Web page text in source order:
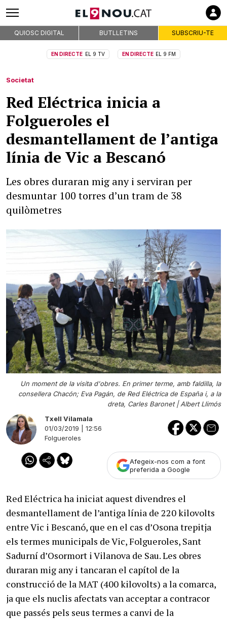
QUIOSC DIGITAL BUTLLETINS SUBSCRIU-TE
EN DIRECTE EL 9 TV EN DIRECTE EL 9 FM
Societat
Red Eléctrica inicia a
Folgueroles el
desmantellament de l’antiga
línia de Vic a Bescanó
Les obres duraran mig any i serviran per
desmuntar 100 torres d’un tram de 38
quilòmetres
Un moment de la visita d'obres. En primer terme, amb faldilla, la
consellera Chacón; Eva Pagán, de Red Eléctrica de España i, a la
dreta, Carles Baronet |Albert Llimós
Txell Vilamala
01/03/2019 | 12:56
Folgueroles
Afegeix-nos com a font
preferida a Google
Red Eléctrica ha iniciat aquest divendres el
desmantellament de l’antiga línia de 220 kilovolts
entre Vic i Bescanó, que en el cas d’Osona trepitja
els termes municipals de Vic, Folgueroles, Sant
Sadurní d’Osormort i Vilanova de Sau. Les obres
duraran mig any i tancaran el capítol de la
construcció de la MAT (400 kilovolts) a la comarca,
ja que els nuclis afectats van acceptar a contracor
que passés pels seus termes a canvi de la